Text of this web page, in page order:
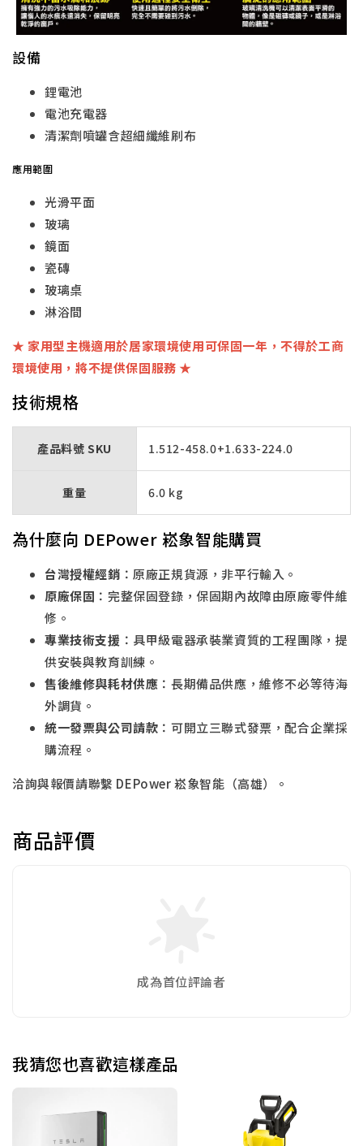
設備
鋰電池
電池充電器
清潔劑噴罐含超細纖維刷布
應用範圍
光滑平面
玻璃
鏡面
瓷磚
玻璃桌
淋浴間
★ 家用型主機適用於居家環境使用可保固一年，不得於工商
環境使用，將不提供保固服務 ★
技術規格
產品料號 SKU 1.512-458.0+1.633-224.0
重量 6.0 kg
為什麼向 DEPower 崧象智能購買
台灣授權經銷 ：原廠正規貨源，非平行輸入。
原廠保固 ：完整保固登錄，保固期內故障由原廠零件維
修。
專業技術支援 ：具甲級電器承裝業資質的工程團隊，提
供安裝與教育訓練。
售後維修與耗材供應 ：長期備品供應，維修不必等待海
外調貨。
統一發票與公司請款 ：可開立三聯式發票，配合企業採
購流程。
洽詢與報價請聯繫 DEPower 崧象智能（高雄）。
商品評價
成為首位評論者
我猜您也喜歡這樣產品